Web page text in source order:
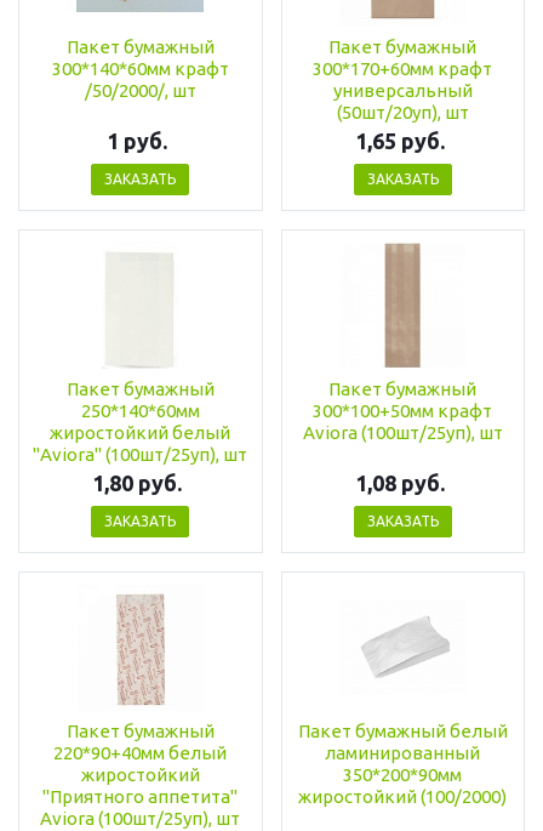
Пакет бумажный
300*140*60мм крафт
/50/2000/, шт
1 руб.
ЗАКАЗАТЬ
Пакет бумажный
300*170+60мм крафт
универсальный
(50шт/20уп), шт
1,65 руб.
ЗАКАЗАТЬ
Пакет бумажный
250*140*60мм
жиростойкий белый
"Aviora" (100шт/25уп), шт
1,80 руб.
ЗАКАЗАТЬ
Пакет бумажный
300*100+50мм крафт
Aviora (100шт/25уп), шт
1,08 руб.
ЗАКАЗАТЬ
Пакет бумажный
220*90+40мм белый
жиростойкий
"Приятного аппетита"
Aviora (100шт/25уп), шт
Пакет бумажный белый
ламинированный
350*200*90мм
жиростойкий (100/2000)